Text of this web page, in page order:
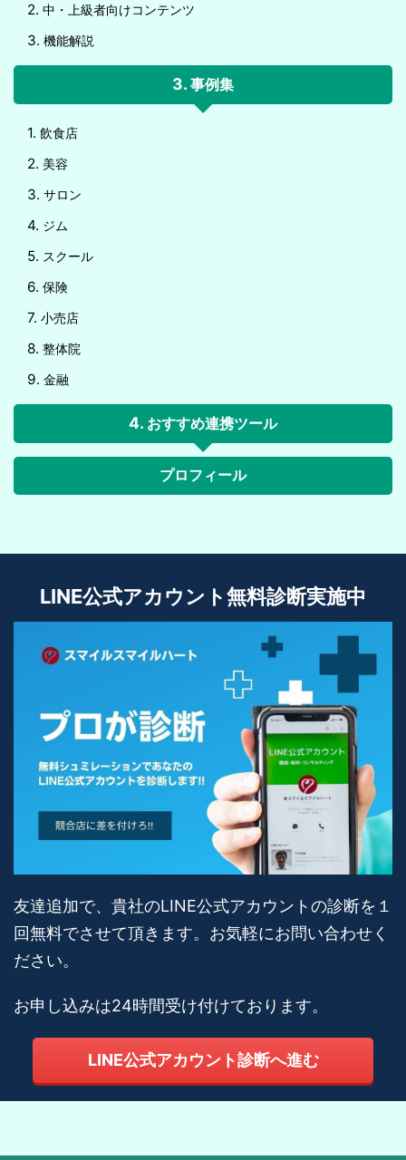
中・上級者向けコンテンツ
機能解説
事例集
飲食店
美容
サロン
ジム
スクール
保険
小売店
整体院
金融
おすすめ連携ツール
プロフィール
LINE公式アカウント無料診断実施中
友達追加で、貴社のLINE公式アカウントの診断を１
回無料でさせて頂きます。お気軽にお問い合わせく
ださい。
お申し込みは24時間受け付けております。
LINE公式アカウント診断へ進む